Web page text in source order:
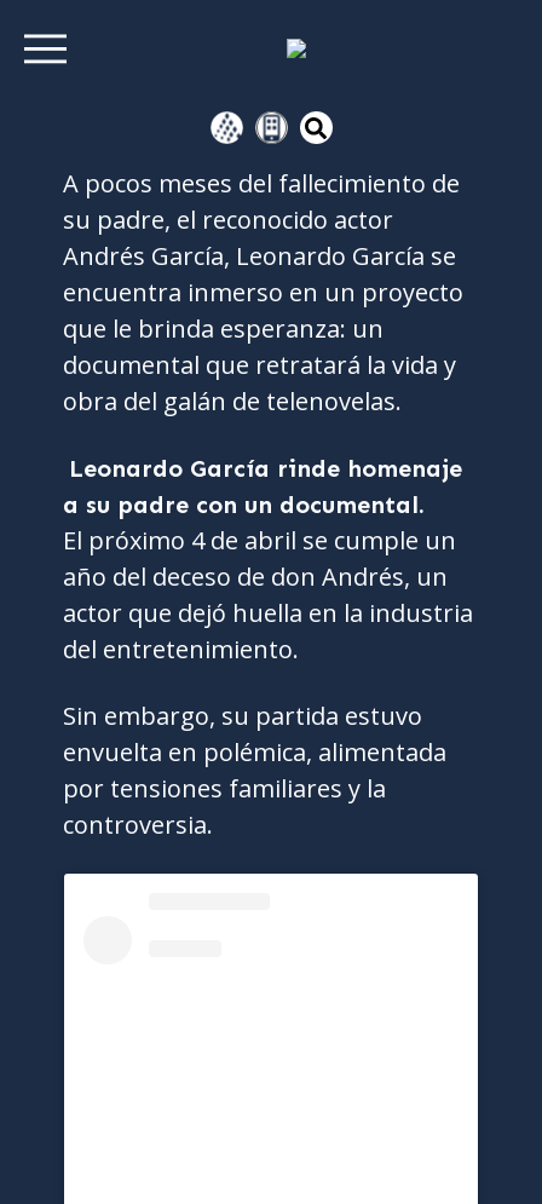
A pocos meses del fallecimiento de
su padre, el reconocido actor
Andrés García, Leonardo García se
encuentra inmerso en un proyecto
que le brinda esperanza: un
documental que retratará la vida y
obra del galán de telenovelas.
Leonardo García rinde homenaje
a su padre con un documental.
El próximo 4 de abril se cumple un
año del deceso de don Andrés, un
actor que dejó huella en la industria
del entretenimiento.
Sin embargo, su partida estuvo
envuelta en polémica, alimentada
por tensiones familiares y la
controversia.